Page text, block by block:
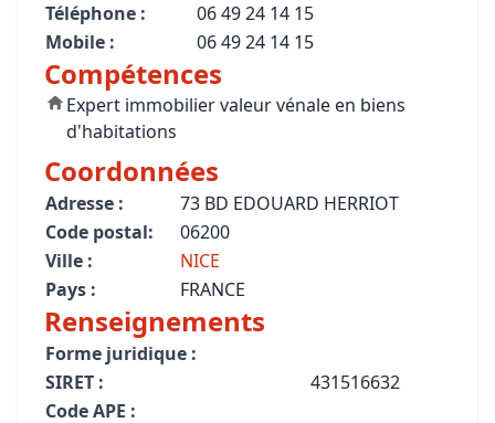
Téléphone :
06 49 24 14 15
Mobile :
06 49 24 14 15
Compétences
Expert immobilier valeur vénale en biens
d'habitations
Coordonnées
Adresse :
73 BD EDOUARD HERRIOT
Code postal:
06200
Ville :
NICE
Pays :
FRANCE
Renseignements
Forme juridique :
SIRET :
431516632
Code APE :